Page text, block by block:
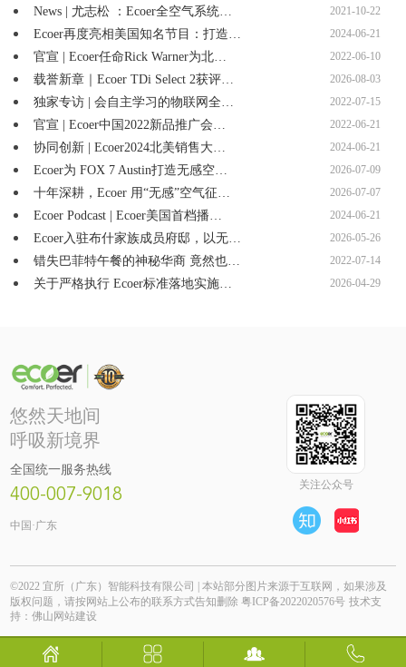
News | 尤志松 ：Ecoer全空气系统… 2021-10-22
Ecoer再度亮相美国知名节目：打造… 2024-06-21
官宣 | Ecoer任命Rick Warner为北… 2022-06-10
载誉新章｜Ecoer TDi Select 2获评… 2026-08-03
独家专访 | 会自主学习的物联网全… 2022-07-15
官宣 | Ecoer中国2022新品推广会… 2022-06-21
协同创新 | Ecoer2024北美销售大… 2024-06-21
Ecoer为 FOX 7 Austin打造无感空… 2026-07-09
十年深耕，Ecoer 用“无感”空气征… 2026-07-07
Ecoer Podcast | Ecoer美国首档播… 2024-06-21
Ecoer入驻布什家族成员府邸，以无… 2026-05-26
错失巴菲特午餐的神秘华商 竟然也… 2022-07-14
关于严格执行 Ecoer标准落地实施… 2026-04-29
悠然天地间
呼吸新境界
全国统一服务热线
400-007-9018
中国·广东
关注公众号
©2022 宜所（广东）智能科技有限公司 | 本站部分图片来源于互联网，如果涉及
版权问题，请按网站上公布的联系方式告知删除粤ICP备2022020576号 技术支
持：佛山网站建设